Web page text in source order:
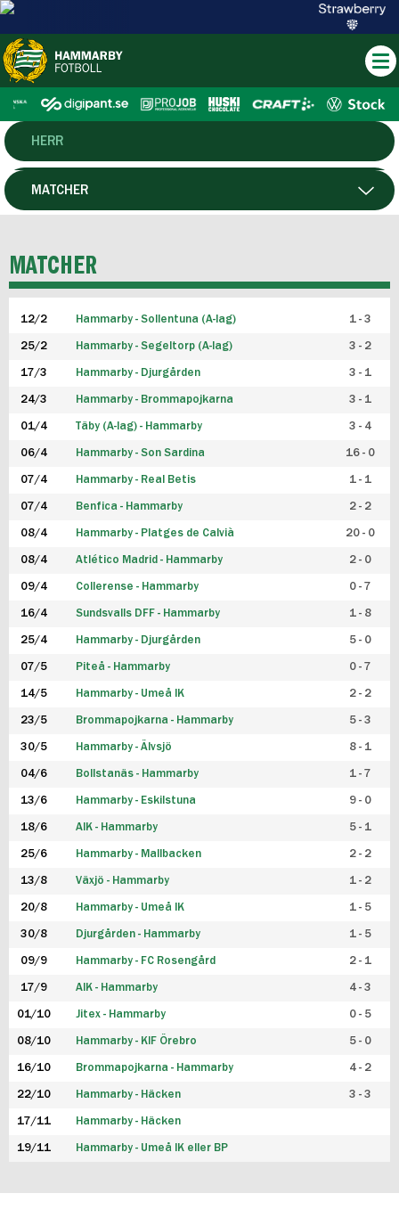
HERR
DAM
P19
F19
FUTSAL HERR
FUTSAL DAM
MATCHER
MATCHER
12/2 Hammarby - Sollentuna (A-lag) 1 - 3
25/2 Hammarby - Segeltorp (A-lag) 3 - 2
17/3 Hammarby - Djurgården 3 - 1
24/3 Hammarby - Brommapojkarna 3 - 1
01/4 Täby (A-lag) - Hammarby 3 - 4
06/4 Hammarby - Son Sardina 16 - 0
07/4 Hammarby - Real Betis 1 - 1
07/4 Benfica - Hammarby 2 - 2
08/4 Hammarby - Platges de Calvià 20 - 0
08/4 Atlético Madrid - Hammarby 2 - 0
09/4 Collerense - Hammarby 0 - 7
16/4 Sundsvalls DFF - Hammarby 1 - 8
25/4 Hammarby - Djurgården 5 - 0
07/5 Piteå - Hammarby 0 - 7
14/5 Hammarby - Umeå IK 2 - 2
23/5 Brommapojkarna - Hammarby 5 - 3
30/5 Hammarby - Älvsjö 8 - 1
04/6 Bollstanäs - Hammarby 1 - 7
13/6 Hammarby - Eskilstuna 9 - 0
18/6 AIK - Hammarby 5 - 1
25/6 Hammarby - Mallbacken 2 - 2
13/8 Växjö - Hammarby 1 - 2
20/8 Hammarby - Umeå IK 1 - 5
30/8 Djurgården - Hammarby 1 - 5
09/9 Hammarby - FC Rosengård 2 - 1
17/9 AIK - Hammarby 4 - 3
01/10 Jitex - Hammarby 0 - 5
08/10 Hammarby - KIF Örebro 5 - 0
16/10 Brommapojkarna - Hammarby 4 - 2
22/10 Hammarby - Häcken 3 - 3
17/11 Hammarby - Häcken
19/11 Hammarby - Umeå IK eller BP